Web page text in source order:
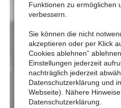
Funktionen zu ermöglichen
verbessern.
Sie können die nicht
akzeptieren oder per Klick
Cookies ablehnen”
Einstellungen jederzeit
nachträglich jederzeit
Datenschutzerklärung und
Webseite). Nähere
Datenschutzerklärung.